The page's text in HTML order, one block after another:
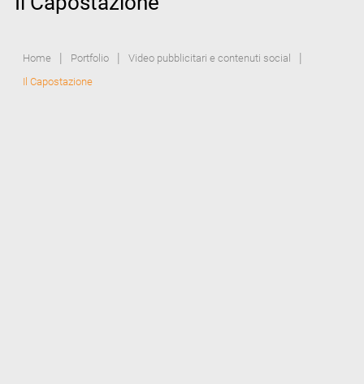
Home | Portfolio | Video pubblicitari e contenuti social |
Il Capostazione